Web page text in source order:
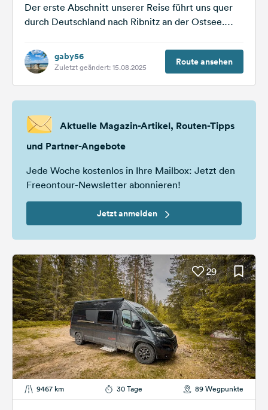
Der erste Abschnitt unserer Reise führt uns quer
durch Deutschland nach Ribnitz an der Ostsee.
gaby56
Zuletzt geändert: 15.08.2025 Route ansehen
Aktuelle Magazin-Artikel, Routen-Tipps
und Partner-Angebote
Jede Woche kostenlos in Ihre Mailbox: Jetzt den
Freeontour-Newsletter abonnieren!
Jetzt anmelden
29
9467 km 30 Tage 89 Wegpunkte